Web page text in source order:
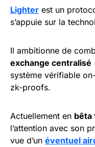
Lighter est un
s’appuie sur la
Il ambitionne de
exchange centralisé
système vérifiable
zk-proofs.
Actuellement en bêta
l’attention avec son
vue d’un éventuel